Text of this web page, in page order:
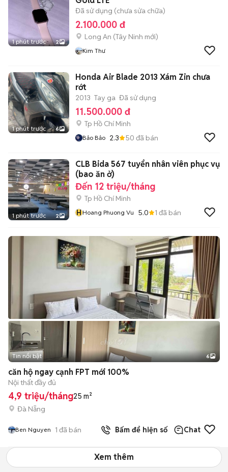
1 phút trước 2
Đã sử dụng (chưa sửa chữa)
2.100.000 đ
Long An (Tây Ninh mới)
Kim Thư
1 phút trước 6
Honda Air Blade 2013 Xám Zin chưa
rớt
2013 Tay ga Đã sử dụng
11.500.000 đ
Tp Hồ Chí Minh
Bảo Bảo 2.3 50 đã bán
1 phút trước 2
CLB Bida 567 tuyển nhân viên phục vụ
(bao ăn ở)
Đến 12 triệu/tháng
Tp Hồ Chí Minh
HHoang Phuong Vu 5.0 1 đã bán
+2
Tin nổi bật 6
căn hộ ngay cạnh FPT mới 100%
Nội thất đầy đủ
4,9 triệu/tháng25 m²
Đà Nẵng
Ben Nguyen 1 đã bán Bấm để hiện số Chat
Xem thêm